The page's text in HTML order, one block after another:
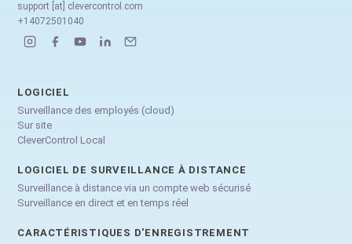
support [at] clevercontrol.com
+14072501040
LOGICIEL
Surveillance des employés (cloud)
Sur site
CleverControl Local
LOGICIEL DE SURVEILLANCE À DISTANCE
Surveillance à distance via un compte web sécurisé
Surveillance en direct et en temps réel
CARACTÉRISTIQUES D'ENREGISTREMENT